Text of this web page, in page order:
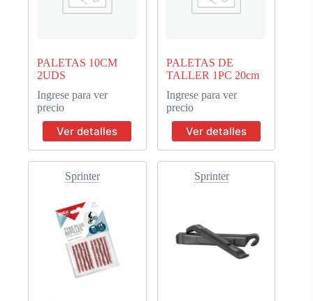
PALETAS 10CM
2UDS
Ingrese para ver
precio
Ver detalles
PALETAS DE
TALLER 1PC 20cm
Ingrese para ver
precio
Ver detalles
Sprinter Sprinter